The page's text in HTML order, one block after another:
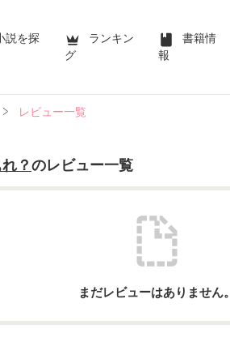
説を探
ランキン
グ
書籍情
報
レビュー一覧
？ のレビュー一覧
まだレビューはありません。